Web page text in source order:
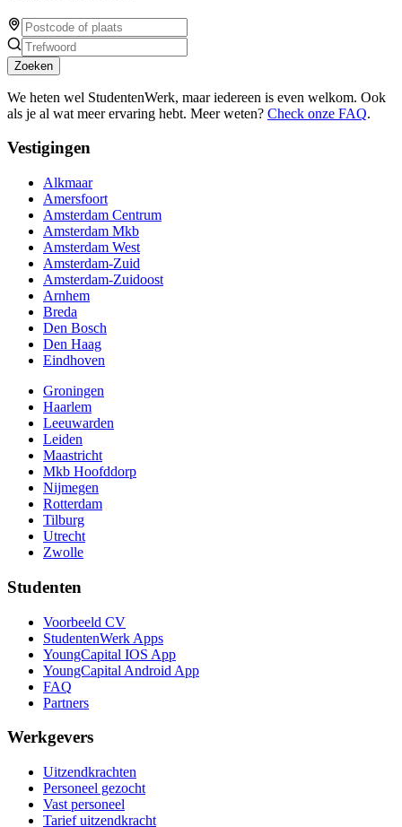
Zoeken
We heten wel StudentenWerk, maar iedereen is even welkom. Ook
als je al wat meer ervaring hebt. Meer weten? Check onze FAQ.
Vestigingen
Alkmaar
Amersfoort
Amsterdam Centrum
Amsterdam Mkb
Amsterdam West
Amsterdam-Zuid
Amsterdam-Zuidoost
Arnhem
Breda
Den Bosch
Den Haag
Eindhoven
Groningen
Haarlem
Leeuwarden
Leiden
Maastricht
Mkb Hoofddorp
Nijmegen
Rotterdam
Tilburg
Utrecht
Zwolle
Studenten
Voorbeeld CV
StudentenWerk Apps
YoungCapital IOS App
YoungCapital Android App
FAQ
Partners
Werkgevers
Uitzendkrachten
Personeel gezocht
Vast personeel
Tarief uitzendkracht